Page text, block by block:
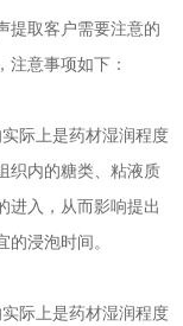
取客户需要注意的
注意事项如下：
际上是药材湿润程度
织内的糖类、粘液质
进入，从而影响提出
浸泡时间。
际上是药材湿润程度